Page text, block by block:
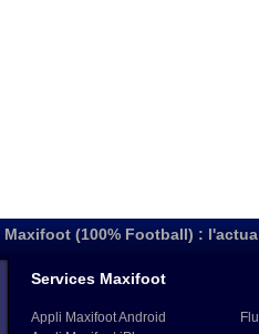
Maxifoot (100% Football) :
Services Maxifoot
Appli Maxifoot Android